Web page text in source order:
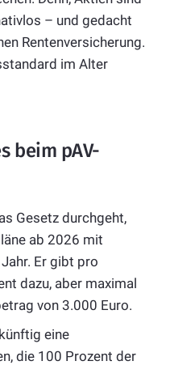
– und gedacht
Rentenversicherung.
im Alter
beim pAV-
Gesetz durchgeht,
ab 2026 mit
Er gibt pro
dazu, aber maximal
von 3.000 Euro.
eine
die 100 Prozent der